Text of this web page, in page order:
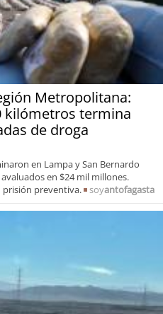
Metropolitana:
kilómetros termina
de droga
en Lampa y San Bernardo
en $24 mil millones.
preventiva.
soyantofagasta